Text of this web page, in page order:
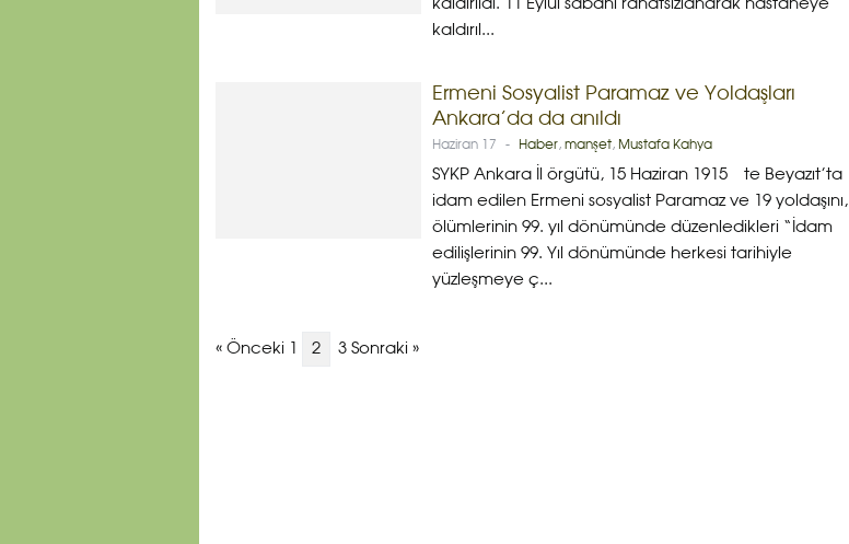
kaldırıldı. 11 Eylül sabahı rahatsızlanarak hastaneye
kaldırıl...
Ermeni Sosyalist Paramaz ve Yoldaşları
Ankara’da da anıldı
Haziran 17 - Haber, manşet, Mustafa Kahya
SYKP Ankara İl örgütü, 15 Haziran 1915′te Beyazıt’ta
idam edilen Ermeni sosyalist Paramaz ve 19 yoldaşını,
ölümlerinin 99. yıl dönümünde düzenledikleri “İdam
edilişlerinin 99. Yıl dönümünde herkesi tarihiyle
yüzleşmeye ç...
« Önceki 1 2 3 Sonraki »